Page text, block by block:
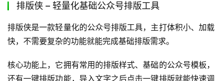
排版侠 – 轻量化基础公众号排版工具
排版侠是一款轻量化的公众号排版工具，主打体积小、加载
快，不需要复杂的功能就能完成基础排版需求。
核心功能上，它拥有常用的排版样式、基础的公众号模板，
还有一键排版功能，导入文字之后点击一键排版就能快速调